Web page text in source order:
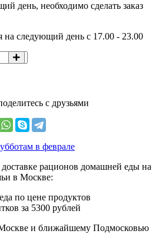
день, необходимо сделать заказ
на следующий день с 17.00 - 23.00
с друзьями
в феврале
рационов домашней еды на
в Москве:
по цене продуктов
за 5300 рублей
Москве и ближайшему Подмосковью